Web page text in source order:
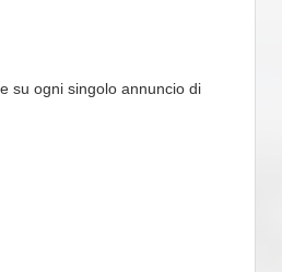
su ogni singolo annuncio di